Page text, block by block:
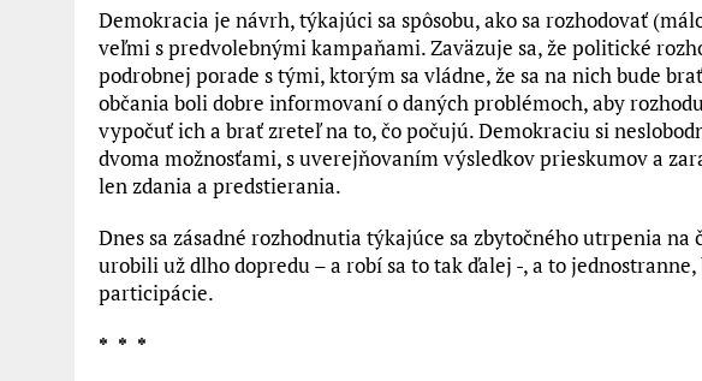
Demokracia je návrh, týkajúci sa spôsobu, ako sa rozhodovať
veľmi s predvolebnými kampaňami. Zaväzuje sa, že politické
podrobnej porade s tými, ktorým sa vládne, že sa na nich bude
občania boli dobre informovaní o daných problémoch, aby
vypočuť ich a brať zreteľ na to, čo počujú. Demokraciu si
dvoma možnosťami, s uverejňovaním výsledkov prieskumov a
len zdania a predstierania.
Dnes sa zásadné rozhodnutia týkajúce sa zbytočného utrpenia
urobili už dlho dopredu – a robí sa to tak ďalej -, a to
participácie.
* * *